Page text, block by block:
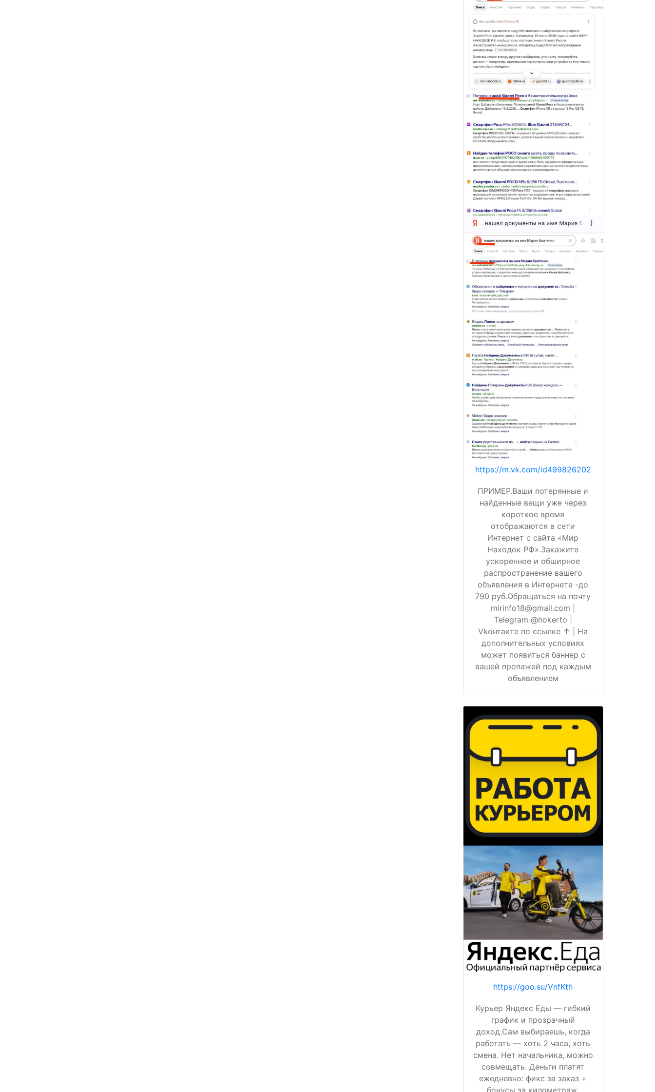
https://m.vk.com/id499826202
ПРИМЕР.Ваши потерянные и
найденные вещи уже через
короткое время
отображаются в сети
Интернет с сайта «Мир
Находок РФ».Закажите
ускоренное и обширное
распространение вашего
объявления в Интернете -до
790 руб.Обращаться на почту
mirinfo18@gmail.com |
Telegram @hokerto |
Vkонтакте по ссылке ↑ | На
дополнительных условиях
может появиться баннер с
вашей пропажей под каждым
объявлением
https://goo.su/VnfKth
Курьер Яндекс Еды — гибкий
график и прозрачный
доход.Сам выбираешь, когда
работать — хоть 2 часа, хоть
смена. Нет начальника, можно
совмещать. Деньги платят
ежедневно: фикс за заказ +